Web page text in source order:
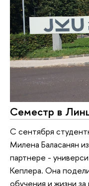
Семестр в
С сентября
Милена Баласанян
партнере -
Кеплера. Она
обучения и жизни